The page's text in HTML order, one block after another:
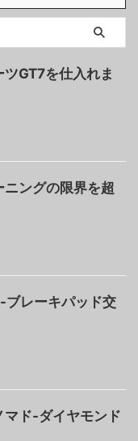
GT7を仕入れま
ニングの限界を超
レーキパッド交
マド-ダイヤモンド